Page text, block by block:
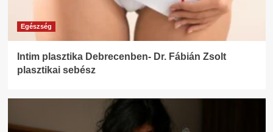
Egészség
Intim plasztika Debrecenben- Dr. Fábián Zsolt
plasztikai sebész